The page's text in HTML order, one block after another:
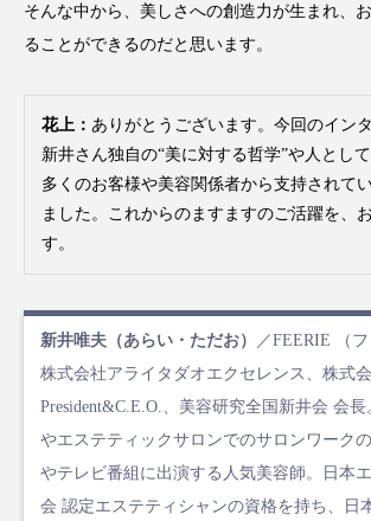
そんな中から、美しさへの創造力が生まれ、
ることができるのだと思います。
花上： ありがとうございます。今回のイン
新井さん独自の“美に対する哲学”や人として
多くのお客様や美容関係者から支持されて
ました。これからのますますのご活躍を、
す。
新井唯夫（あらい・ただお）
／FEERIE （
株式会社アライタダオエクセレンス、株式
President&C.E.O.、美容研究全国新井会 会
やエステティックサロンでのサロンワーク
やテレビ番組に出演する人気美容師。日本
会 認定エステティシャンの資格を持ち、日